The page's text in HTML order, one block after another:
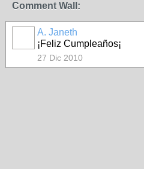
Comment Wall:
A. Janeth
¡Feliz Cumpleaños¡
27 Dic 2010